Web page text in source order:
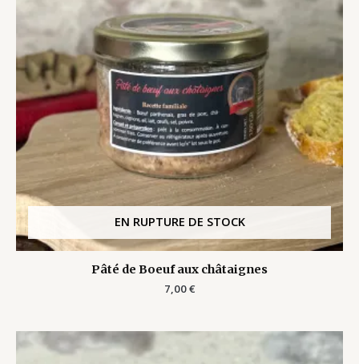
EN RUPTURE DE STOCK
Pâté de Boeuf aux châtaignes
7,00€